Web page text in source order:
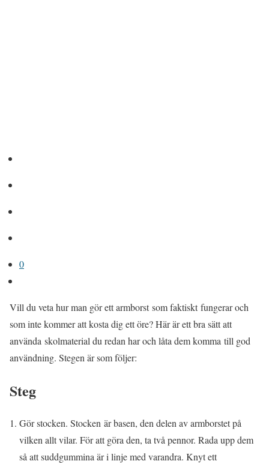
0
Vill du veta hur man gör ett armborst som faktiskt fungerar och
som inte kommer att kosta dig ett öre? Här är ett bra sätt att
använda skolmaterial du redan har och låta dem komma till god
användning. Stegen är som följer:
Steg
Gör stocken. Stocken är basen, den delen av armborstet på
vilken allt vilar. För att göra den, ta två pennor. Rada upp dem
så att suddgummina är i linje med varandra. Knyt ett